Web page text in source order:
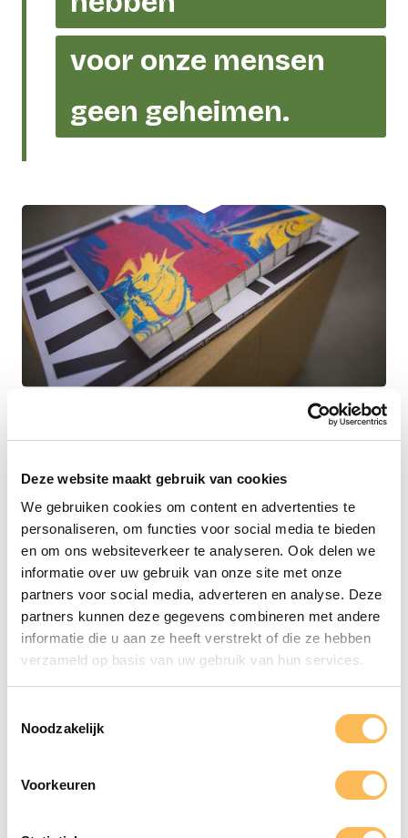
Deze website maakt gebruik van cookies
We gebruiken cookies om content en advertenties te
personaliseren, om functies voor social media te bieden
en om ons websiteverkeer te analyseren. Ook delen we
informatie over uw gebruik van onze site met onze
partners voor social media, adverteren en analyse. Deze
partners kunnen deze gegevens combineren met andere
informatie die u aan ze heeft verstrekt of die ze hebben
verzameld op basis van uw gebruik van hun services.
Noodzakelijk
Voorkeuren
voor onze mensen
geen geheimen.
Op zoek naar een drukkerij
om uw eigen boek te laten
drukken? Wij zijn er voor u!
Professioneel drukwerk wordt met grote
drukmachines gemaakt en is van heel andere
kwaliteit dan de printafdruk uit uw printer.
Drukkerij de Bij is een exclusieve drukkerij, die zeer
hoge kwaliteit levert en daarnaast duurzaamheid,
experts denken mee in alle fases: van idee tot
eindproduct. Of het nu gaat om flyers, folders,
visitekaartjes of een boek laten drukken: bij ons
kan het allemaal! Jouw wens realiseren op papier: